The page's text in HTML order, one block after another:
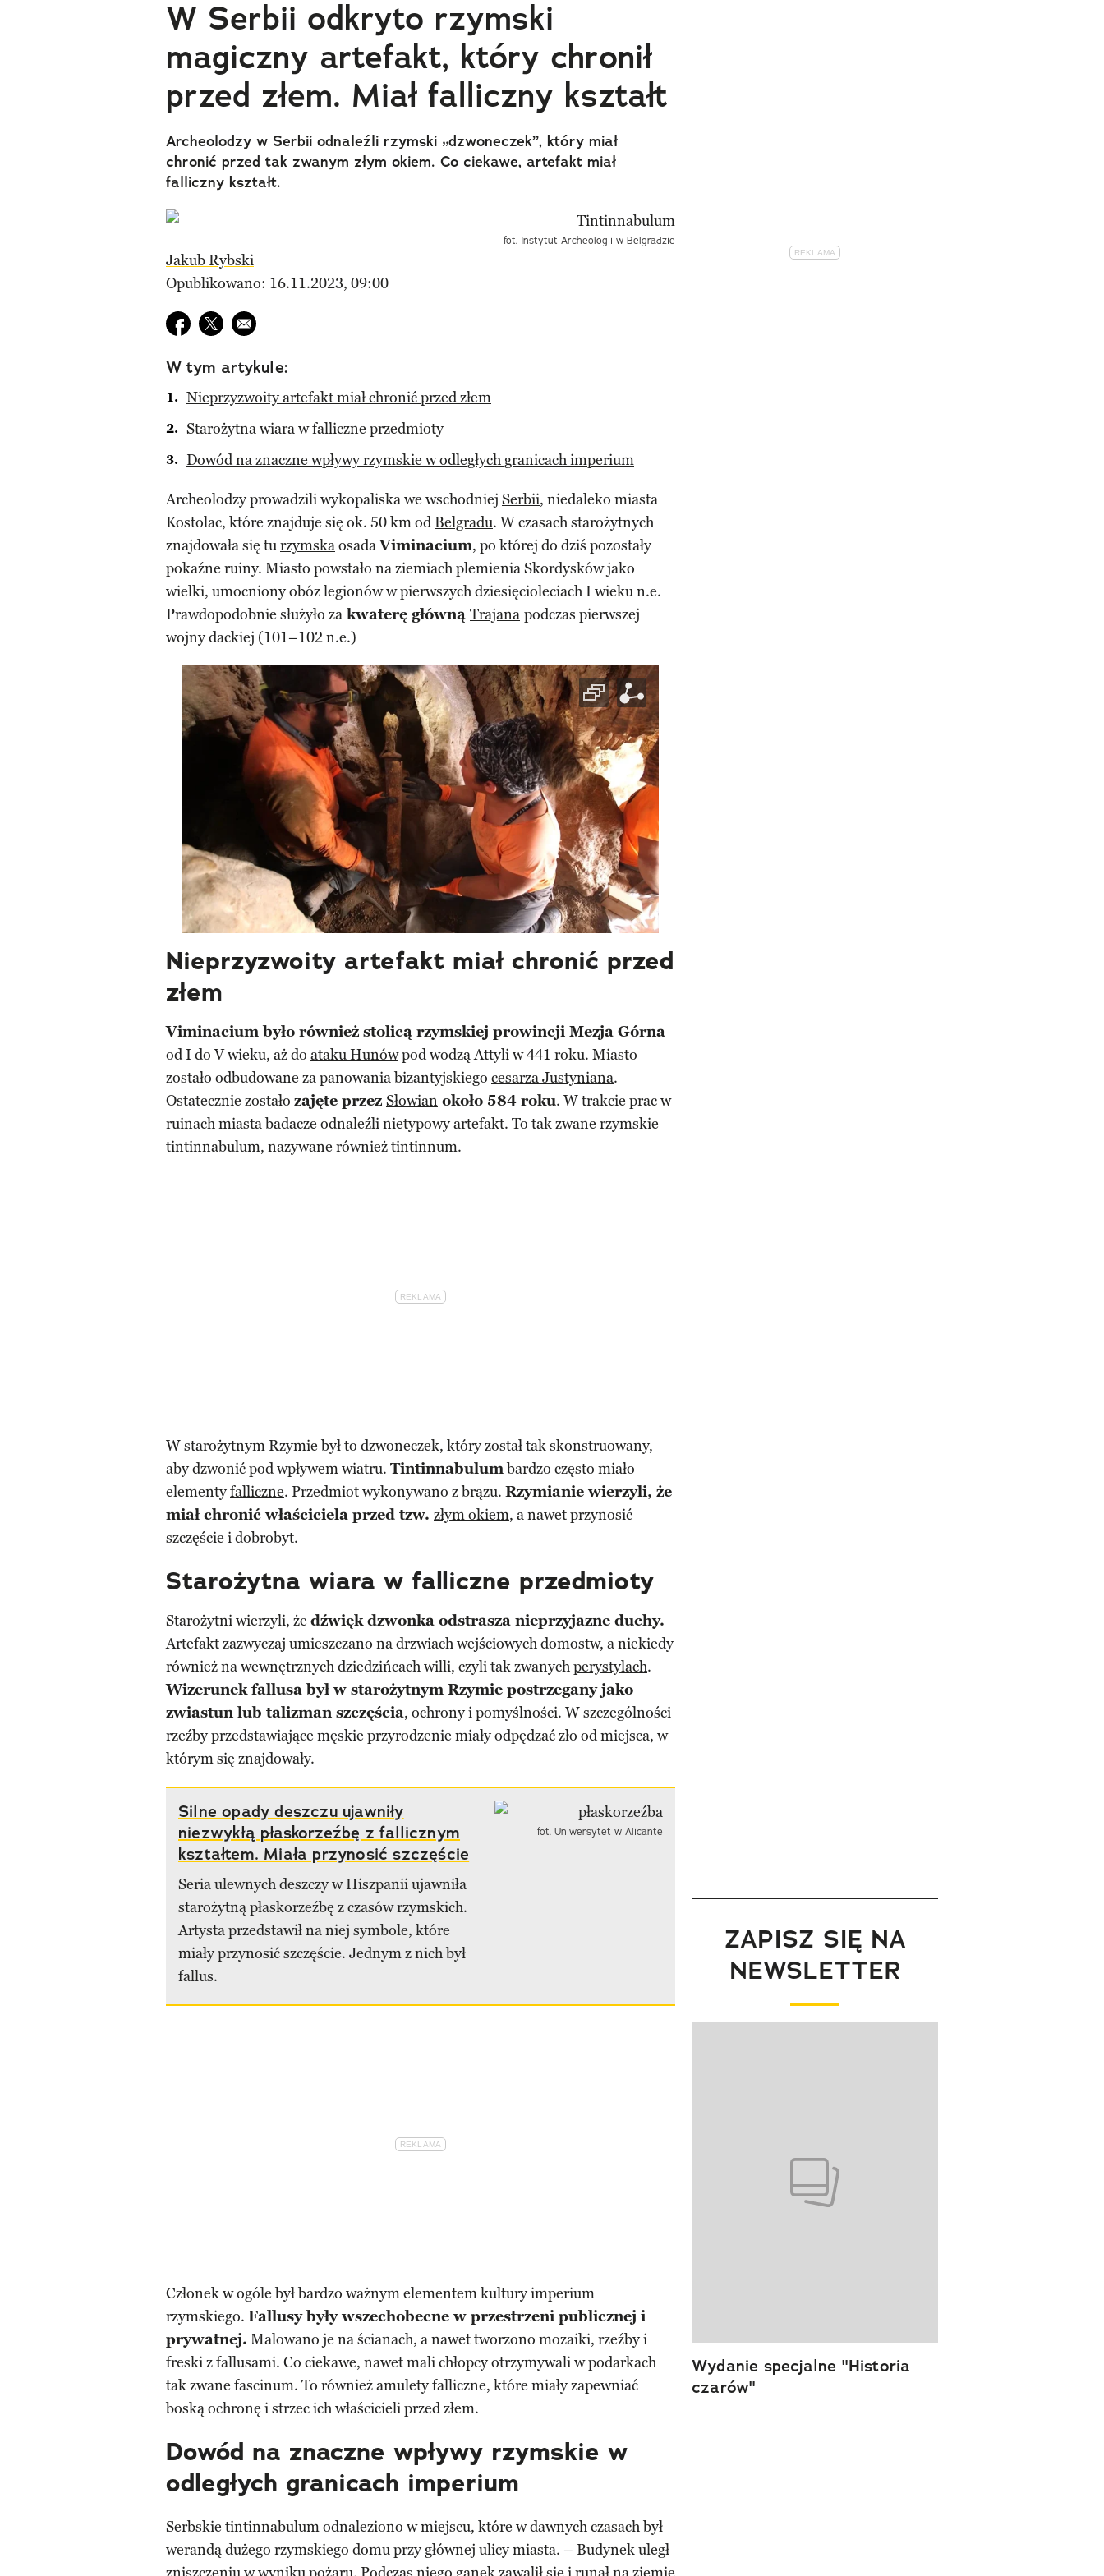
W Serbii odkryto rzymski
magiczny artefakt, który chronił
przed złem. Miał falliczny kształt
Archeolodzy w Serbii odnaleźli rzymski „dzwoneczek”, który miał
chronić przed tak zwanym złym okiem. Co ciekawe, artefakt miał
falliczny kształt.
fot. Instytut Archeologii w Belgradzie
Jakub Rybski
Opublikowano: 16.11.2023, 09:00
Udostępnij na facebook
Udostępnij na twitter
E-mail do przyjaciela
W tym artykule:
Nieprzyzwoity artefakt miał chronić przed złem
Starożytna wiara w falliczne przedmioty
Dowód na znaczne wpływy rzymskie w odległych granicach imperium
Archeolodzy prowadzili wykopaliska we wschodniej Serbii, niedaleko miasta
Kostolac, które znajduje się ok. 50 km odBelgradu. W czasach starożytnych
znajdowała się turzymskaosadaViminacium, po której do dziś pozostały
pokaźne ruiny. Miasto powstało na ziemiach plemienia Skordysków jako
wielki, umocniony obóz legionów w pierwszych dziesięcioleciach I wieku n.e.
Prawdopodobnie służyło za kwaterę główną Trajana podczas pierwszej
wojny dackiej (101–102 n.e.)
Nieprzyzwoity artefakt miał chronić przed
złem
Viminacium było również stolicą rzymskiej prowincji Mezja Górna
od I do V wieku, aż do ataku Hunówpod wodzą Attyli w 441 roku. Miasto
zostało odbudowane za panowania bizantyjskiego cesarza Justyniana.
Ostatecznie zostało zajęte przez Słowian około 584 roku. W trakcie prac w
ruinach miasta badacze odnaleźli nietypowy artefakt. To tak zwane rzymskie
tintinnabulum, nazywane również tintinnum.
W starożytnym Rzymie był to dzwoneczek, który został tak skonstruowany,
aby dzwonić pod wpływem wiatru. Tintinnabulumbardzo często miało
elementyfalliczne. Przedmiot wykonywano z brązu. Rzymianie wierzyli, że
miał chronić właściciela przed tzw. złym okiem, a nawet przynosić
szczęście i dobrobyt.
Starożytna wiara w falliczne przedmioty
Starożytni wierzyli, że dźwięk dzwonka odstrasza nieprzyjazne duchy.
Artefakt zazwyczaj umieszczano na drzwiach wejściowych domostw, a niekiedy
również na wewnętrznych dziedzińcach willi, czyli tak zwanychperystylach.
Wizerunek fallusa był w starożytnym Rzymie postrzegany jako
zwiastun lub talizman szczęścia, ochrony i pomyślności. W szczególności
rzeźby przedstawiające męskie przyrodzenie miały odpędzać zło od miejsca, w
którym się znajdowały.
Silne opady deszczu ujawniły
niezwykłą płaskorzeźbę z fallicznym
kształtem. Miała przynosić szczęście
Seria ulewnych deszczy w Hiszpanii ujawniła
starożytną płaskorzeźbę z czasów rzymskich.
Artysta przedstawił na niej symbole, które
miały przynosić szczęście. Jednym z nich był
fallus.
fot. Uniwersytet w Alicante
Członek w ogóle był bardzo ważnym elementem kultury imperium
rzymskiego. Fallusy były wszechobecne w przestrzeni publicznej i
prywatnej. Malowano je na ścianach, a nawet tworzono mozaiki, rzeźby i
freski z fallusami. Co ciekawe, nawet mali chłopcy otrzymywali w podarkach
tak zwane fascinum. To również amulety falliczne, które miały zapewniać
boską ochronę i strzec ich właścicieli przed złem.
Dowód na znaczne wpływy rzymskie w
odległych granicach imperium
Serbskie tintinnabulum odnaleziono w miejscu, które w dawnych czasach był
werandą dużego rzymskiego domu przy głównej ulicy miasta. – Budynek uległ
ZAPISZ SIĘ NA
NEWSLETTER
Wydanie specjalne "Historia
czarów"